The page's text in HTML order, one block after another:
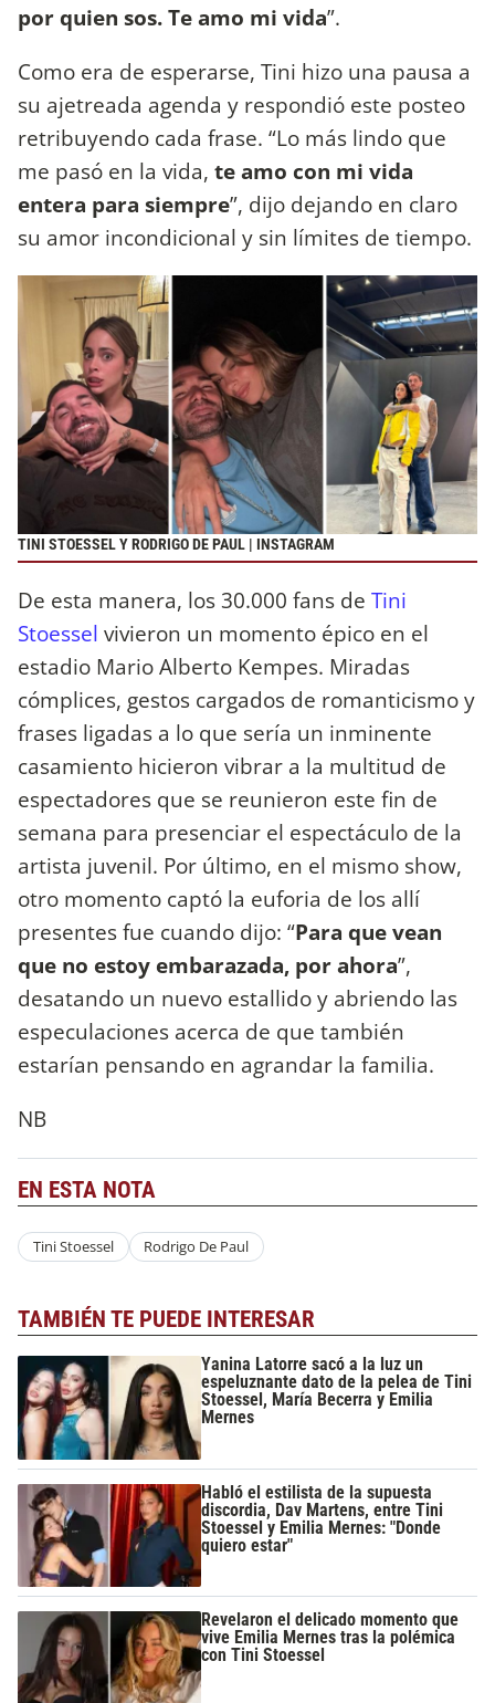
por quien sos. Te amo mi vida”.
Como era de esperarse, Tini hizo una pausa a
su ajetreada agenda y respondió este posteo
retribuyendo cada frase. “Lo más lindo que
me pasó en la vida, te amo con mi vida
entera para siempre”, dijo dejando en claro
su amor incondicional y sin límites de tiempo.
TINI STOESSEL Y RODRIGO DE PAUL | INSTAGRAM
De esta manera, los 30.000 fans de Tini
Stoessel vivieron un momento épico en el
estadio Mario Alberto Kempes. Miradas
cómplices, gestos cargados de romanticismo y
frases ligadas a lo que sería un inminente
casamiento hicieron vibrar a la multitud de
espectadores que se reunieron este fin de
semana para presenciar el espectáculo de la
artista juvenil. Por último, en el mismo show,
otro momento captó la euforia de los allí
presentes fue cuando dijo: “Para que vean
que no estoy embarazada, por ahora”,
desatando un nuevo estallido y abriendo las
especulaciones acerca de que también
estarían pensando en agrandar la familia.
NB
EN ESTA NOTA
Tini Stoessel Rodrigo De Paul
TAMBIÉN TE PUEDE INTERESAR
Yanina Latorre sacó a la luz un
espeluznante dato de la pelea de Tini
Stoessel, María Becerra y Emilia
Mernes
Habló el estilista de la supuesta
discordia, Dav Martens, entre Tini
Stoessel y Emilia Mernes: "Donde
quiero estar"
Revelaron el delicado momento que
vive Emilia Mernes tras la polémica
con Tini Stoessel